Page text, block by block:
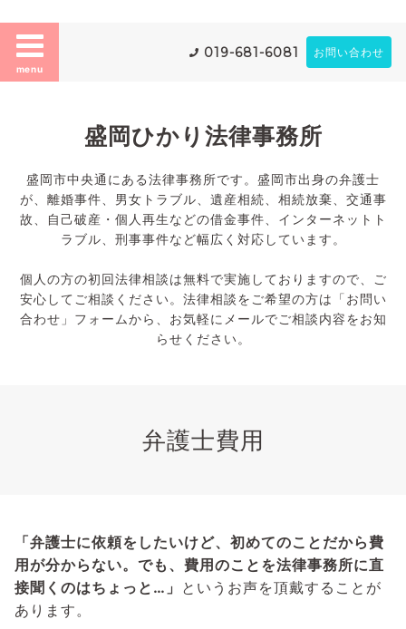
menu
019-681-6081 お問い合わせ
盛岡ひかり法律事務所
盛岡市中央通にある法律事務所です。盛岡市出身の弁護士
が、離婚事件、男女トラブル、遺産相続、相続放棄、交通事
故、自己破産・個人再生などの借金事件、インターネットト
ラブル、刑事事件など幅広く対応しています。
個人の方の初回法律相談は無料で実施しておりますので、ご
安心してご相談ください。法律相談をご希望の方は「お問い
合わせ」フォームから、お気軽にメールでご相談内容をお知
らせください。
弁護士費用
「弁護士に依頼をしたいけど、初めてのことだから費
用が分からない。でも、費用のことを法律事務所に直
接聞くのはちょっと…」 というお声を頂戴することが
あります。